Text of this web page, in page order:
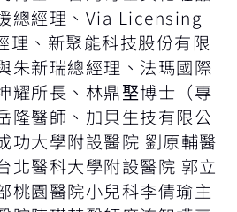
總經理、Via Licensing
、新聚能科技股份有限
朱新瑞總經理、法瑪國際
耀所長、林鼎埾博士（專
隆醫師、加貝生技有限公
功大學附設醫院 劉原輔醫
北醫科大學附設醫院 郭立
桃園醫院小兒科李倩瑜主